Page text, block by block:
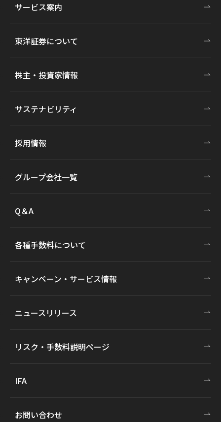
サービス案内
東洋証券について
株主・投資家情報
サステナビリティ
採用情報
グループ会社一覧
Q＆A
各種手数料について
キャンペーン・サービス情報
ニュースリリース
リスク・手数料説明ページ
IFA
お問い合わせ